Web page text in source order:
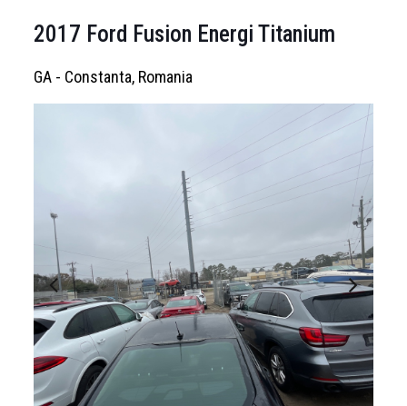
2017 Ford Fusion Energi Titanium
GA - Constanta, Romania